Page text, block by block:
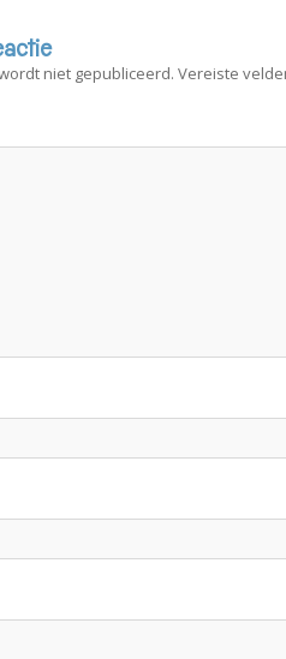
niet gepubliceerd. Vereiste